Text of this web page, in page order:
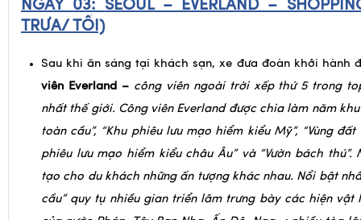
NGÀY 03:SEOUL – EVERLAND –
TRƯA/ TỐI)
Sau khi ăn sáng tại khách sạn, xe đưa đoàn khởi hành
viên Everland – công viên ngoài trời xếp thứ 5 trong
nhất thế giới. Công viên Everland được chia làm năm
toàn cầu”, “Khu phiêu lưu mạo hiểm kiểu Mỹ”, “Vùng đất
phiêu lưu mạo hiểm kiểu châu Âu” và “Vườn bách thú”.
tạo cho du khách những ấn tượng khác nhau. Nổi bật
cầu” quy tụ nhiều gian triển lãm trưng bày các hiện vật